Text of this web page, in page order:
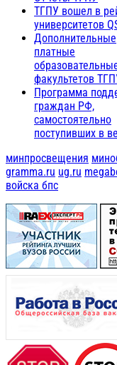
ТГПУ вошел в
университетов
Дополнительные
платные
факультетов
Программа
граждан РФ,
самостоятельно
поступивших в
минпросвещения
gramma.ru ug.ru
войска бпс